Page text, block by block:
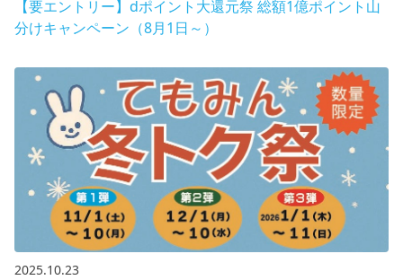
【要エントリー】dポイント大還元祭 総額1億ポイント山
分けキャンペーン（8月1日～）
2025.10.23